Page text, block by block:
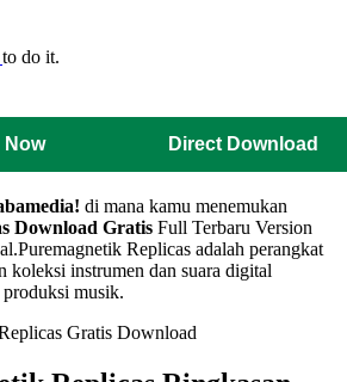
to do it.
Now Direct Download
di mana kamu menemukan
Download Gratis Full Terbaru Version
Puremagnetik Replicas adalah perangkat
koleksi instrumen dan suara digital
musik.